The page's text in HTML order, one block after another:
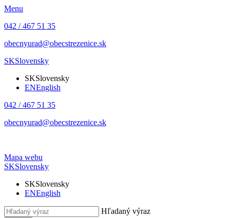
Menu
042 / 467 51 35
obecnyurad@obecstrezenice.sk
SKSlovensky
SKSlovensky
ENEnglish
042 / 467 51 35
obecnyurad@obecstrezenice.sk
Mapa webu
SKSlovensky
SKSlovensky
ENEnglish
Hľadaný výraz